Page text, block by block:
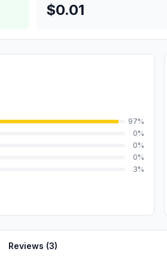
$0.01
97%
0%
0%
0%
3%
Reviews (3)